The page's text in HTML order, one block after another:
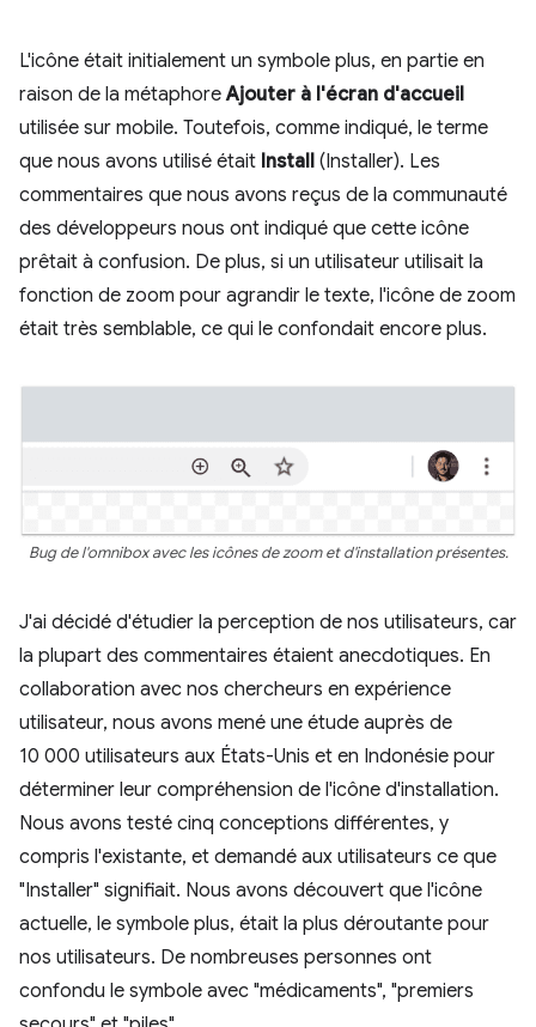
L'icône était initialement un symbole plus, en partie en
raison de la métaphoreAjouter à l'écran d'accueil
utilisée sur mobile. Toutefois, comme indiqué, le terme
que nous avons utilisé était Install (Installer). Les
commentaires que nous avons reçus de la communauté
des développeurs nous ont indiqué que cette icône
prêtait à confusion. De plus, si un utilisateur utilisait la
fonction de zoom pour agrandir le texte, l'icône de zoom
était très semblable, ce qui le confondait encore plus.
Bug de l'omnibox avec les icônes de zoom et d'installation présentes.
J'ai décidé d'étudier la perception de nos utilisateurs, car
la plupart des commentaires étaient anecdotiques. En
collaboration avec nos chercheurs en expérience
utilisateur, nous avons mené une étude auprès de
10 000 utilisateurs aux États-Unis et en Indonésie pour
déterminer leur compréhension de l'icône d'installation.
Nous avons testé cinq conceptions différentes, y
compris l'existante, et demandé aux utilisateurs ce que
"Installer" signifiait. Nous avons découvert que l'icône
actuelle, le symbole plus, était la plus déroutante pour
nos utilisateurs. De nombreuses personnes ont
confondu le symbole avec "médicaments", "premiers